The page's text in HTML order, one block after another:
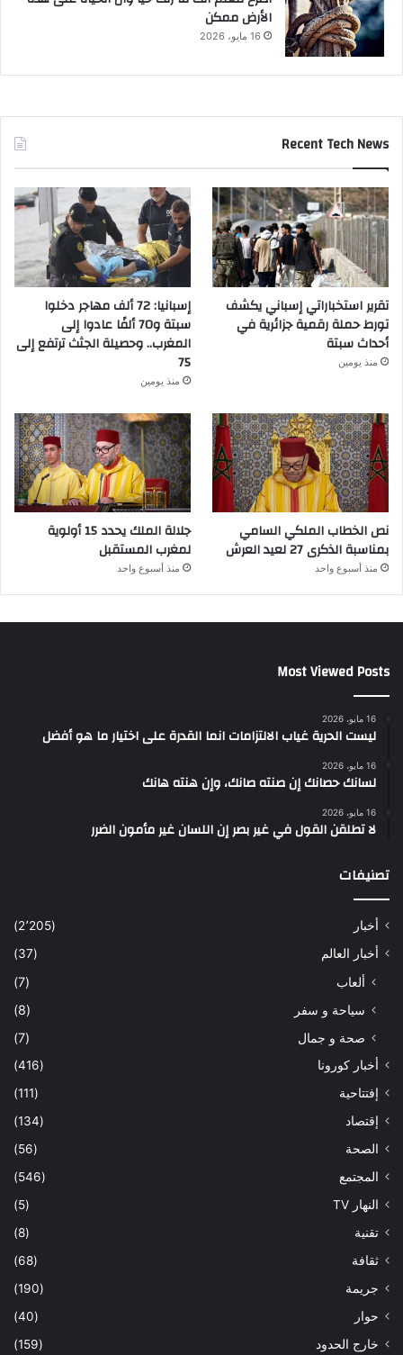
الأرض ممكن
16 مايو، 2026
Recent Tech News
تقرير استخباراتي إسباني يكشف
تورط حملة رقمية جزائرية في
أحداث سبتة
منذ يومين
إسبانيا: 72 ألف مهاجر دخلوا
سبتة و70 ألفًا عادوا إلى
المغرب.. وحصيلة الجثث ترتفع إلى
75
منذ يومين
نص الخطاب الملكي السامي
بمناسبة الذكرى 27 لعيد العرش
منذ أسبوع واحد
جلالة الملك يحدد 15 أولوية
لمغرب المستقبل
منذ أسبوع واحد
Most Viewed Posts
16 مايو، 2026
ليست الحرية غياب الالتزامات انما القدرة على اختيار ما هو أفضل
16 مايو، 2026
لسانك حصانك إن صنته صانك، وإن هنته هانك
16 مايو، 2026
لا تطلقن القول في غير بصر إن اللسان غير مأمون الضرر
تصنيفات
أخبار
(2٬205)
أخبار العالم
(37)
ألعاب
(7)
سياحة و سفر
(8)
صحة و جمال
(7)
أخبار كورونا
(416)
إفتتاحية
(111)
إقتصاد
(134)
الصحة
(56)
المجتمع
(546)
النهار TV
(5)
تقنية
(8)
ثقافة
(68)
جريمة
(190)
حوار
(40)
خارج الحدود
(159)